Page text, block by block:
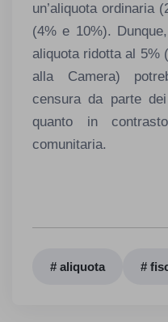
un’aliquota ordinaria
(4% e 10%).
aliquota ridotta al 5%
alla Camera)
censura da parte
quanto in
comunitaria.
# aliquota #